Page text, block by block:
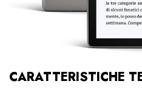
CARATTERISTICHE